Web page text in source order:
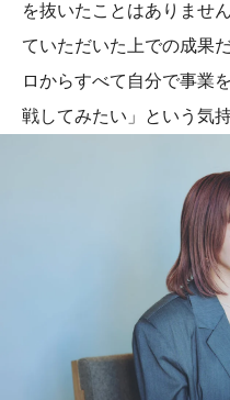
を抜いたことはありませ
ていただいた上での成果
ロからすべて自分で事業
戦してみたい」という気